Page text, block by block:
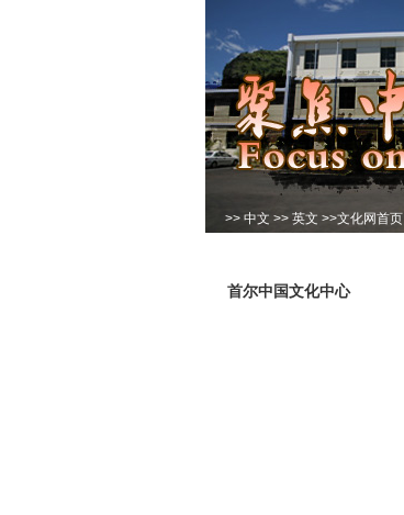
>> 中文 >> 英文 >>文化网首页
首尔中国文化中心